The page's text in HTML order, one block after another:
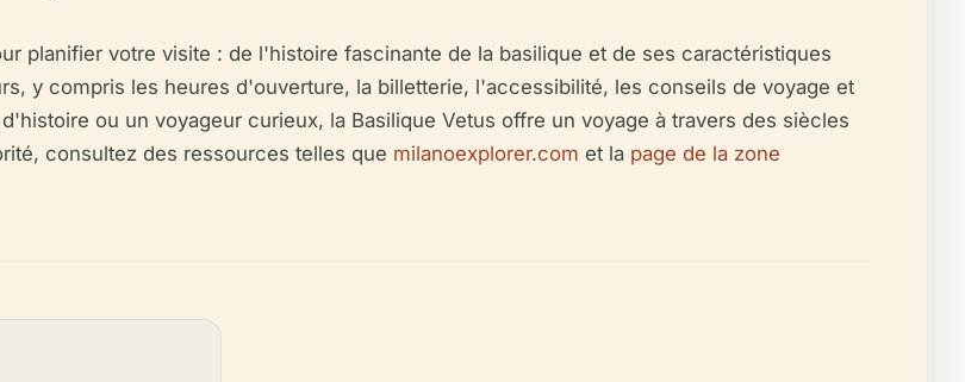
planifier votre visite : de l'histoire fascinante de la basilique et de ses caractéristiques
y compris les heures d'ouverture, la billetterie, l'accessibilité, les conseils de voyage et
ou un voyageur curieux, la Basilique Vetus offre un voyage à travers des siècles
consultez des ressources telles que milanoexplorer.com et la page de la zone